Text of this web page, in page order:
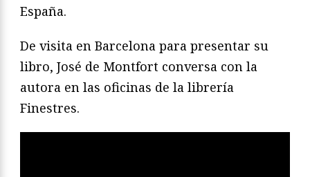
España.
De visita en Barcelona para presentar su
libro, José de Montfort conversa con la
autora en las oficinas de la librería
Finestres.